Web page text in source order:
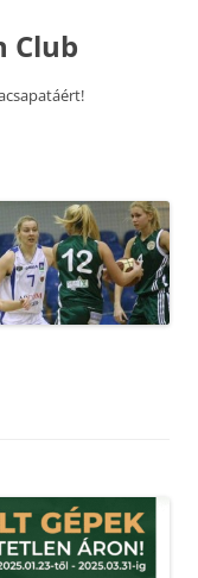
Club